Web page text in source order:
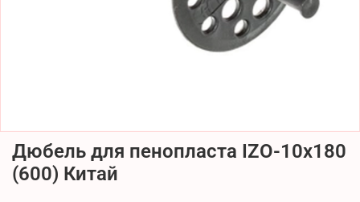
Дюбель для пенопласта IZO-10х180
(600) Китай